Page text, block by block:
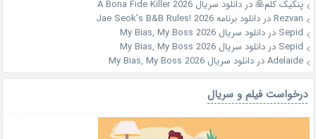
پنکیک کلم🥞دردانلود سریال A Bona Fide Killer 2026
Rezvanدردانلود برنامه Jae Seok’s B&B Rules! 2026
Sepid دردانلود سریال My Bias, My Boss 2026
Sepid دردانلود سریال My Bias, My Boss 2026
Adelaideدردانلود سریال My Bias, My Boss 2026
درخواست فیلم و سریال